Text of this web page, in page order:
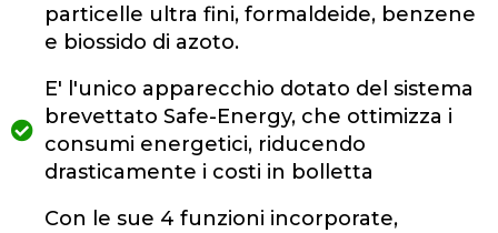
particelle ultra fini, formaldeide, benzene
e biossido di azoto.
E' l'unico apparecchio dotato del sistema
brevettato Safe-Energy, che ottimizza i
consumi energetici, riducendo
drasticamente i costi in bolletta
Con le sue 4 funzioni incorporate,